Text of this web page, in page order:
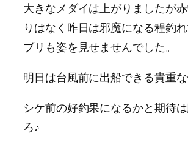
大きなメダイは上がりましたが
りはなく昨日は邪魔になる程釣
ブリも姿を見せませんでした。
明日は台風前に出船できる貴重な
シケ前の好釣果になるかと期待
ろ♪